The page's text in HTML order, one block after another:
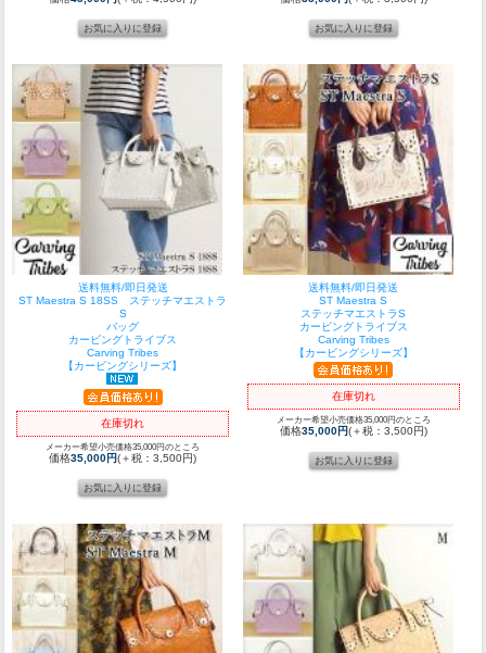
送料無料/即日発送
ST Maestra S 18SS ステッチマエストラ
S
バッグ
カービングトライブス
Carving Tribes
【カービングシリーズ】
在庫切れ
メーカー希望小売価格35,000円のところ
価格35,000円(＋税：3,500円)
送料無料/即日発送
ST Maestra S
ステッチマエストラS
カービングトライブス
Carving Tribes
【カービングシリーズ】
在庫切れ
メーカー希望小売価格35,000円のところ
価格35,000円(＋税：3,500円)